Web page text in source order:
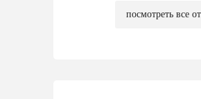
посмотреть все